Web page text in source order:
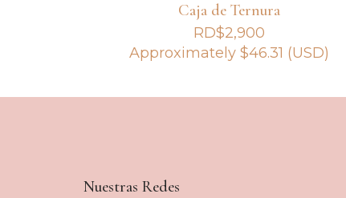
Caja de Ternura
RD$2,900
Approximately $46.31 (USD)
Nuestras Redes